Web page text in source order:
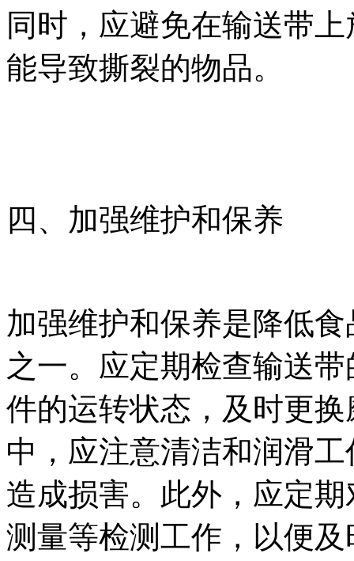
同时，应避免在输送带
能导致撕裂的物品。
四、加强维护和保养
加强维护和保养是降低
之一。应定期检查输送
件的运转状态，及时更
中，应注意清洁和润滑
造成损害。此外，应定
测量等检测工作，以便